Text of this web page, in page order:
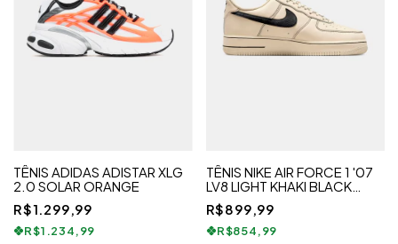
TÊNIS ADIDAS ADISTAR XLG
2.0 SOLAR ORANGE
R$1.299,99
R$1.234,99
TÊNIS NIKE AIR FORCE 1 '07
LV8 LIGHT KHAKI BLACK
MASCULINO
R$899,99
R$854,99